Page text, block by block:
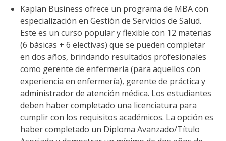
Kaplan Business ofrece un programa de MBA con
especialización en Gestión de Servicios de Salud.
Este es un curso popular y flexible con 12 materias
(6 básicas + 6 electivas) que se pueden completar
en dos años, brindando resultados profesionales
como gerente de enfermería (para aquellos con
experiencia en enfermería), gerente de práctica y
administrador de atención médica. Los estudiantes
deben haber completado una licenciatura para
cumplir con los requisitos académicos. La opción es
haber completado un Diploma Avanzado/Título